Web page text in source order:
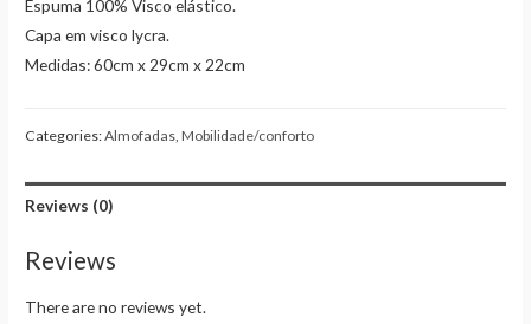
Espuma 100% Visco elástico.
Capa em visco lycra.
Medidas: 60cm x 29cm x 22cm
Categories:Almofadas ,Mobilidade/conforto
Reviews (0)
Reviews
There are no reviews yet.